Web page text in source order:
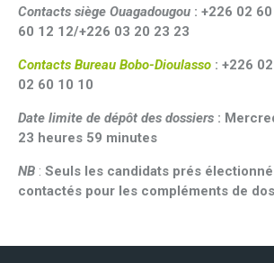
Contacts siège Ouagadougou : +226 02
60 12 12/+226 03 20 23 23
Contacts Bureau Bobo-Dioulasso : +226
02 60 10 10
Date limite de dépôt des dossiers :
23 heures 59 minutes
NB : Seuls les candidats prés
contactés pour les compléments de